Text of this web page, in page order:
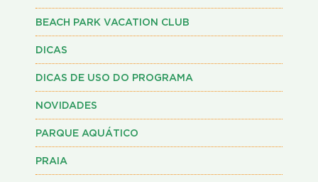
BEACH PARK VACATION CLUB
DICAS
DICAS DE USO DO PROGRAMA
NOVIDADES
PARQUE AQUÁTICO
PRAIA